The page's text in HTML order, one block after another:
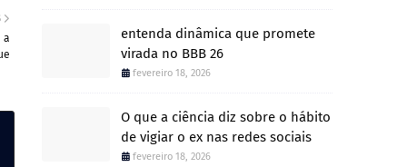
a
entenda dinâmica que promete
virada no BBB 26
fevereiro 18, 2026
O que a ciência diz sobre o hábito
de vigiar o ex nas redes sociais
fevereiro 18, 2026